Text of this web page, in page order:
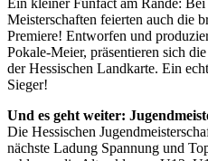
Meisterschaften feierten auch die
Premiere! Entworfen und
Pokale-Meier, präsentieren sich
der Hessischen Landkarte. Ein
Sieger!
Und es geht weiter:
Die Hessischen
nächste Ladung Spannung und